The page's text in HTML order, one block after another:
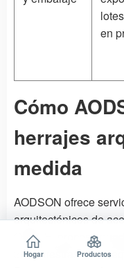
en
Cómo
herrajes
medida
AODSON ofrece
arquitectónicos de
OEM. El proceso
3D, muestras o los
Hogar Productos